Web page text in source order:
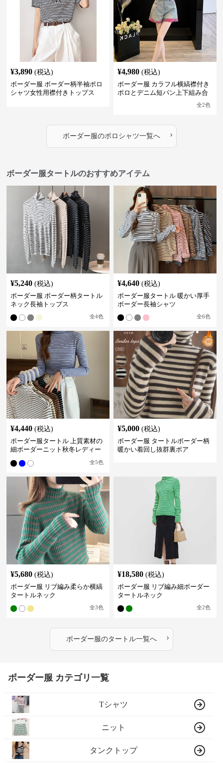
¥3,890 (税込)
ボーダー服 ボーダー柄半袖ポロ
シャツ女性用襟付きトップス
¥4,980 (税込)
ボーダー服 カラフル横縞襟付き
ポロとデニム短パン上下組み合
全2色
ボーダー服のポロシャツ一覧へ ›
ボーダー服タートルのおすすめアイテム
¥5,240 (税込)
ボーダー服 ボーダー柄タートル
ネック長袖トップス
全4色
¥4,640 (税込)
ボーダー服タートル 暖かい厚手
ボーダー長袖シャツ
全6色
¥4,440 (税込)
ボーダー服タートル 上質素材の
細ボーダーニット秋冬レディー
全5色
¥5,000 (税込)
ボーダー服 タートルボーダー柄
暖かい着回し抜群裏ボア
¥5,680 (税込)
ボーダー服 リブ編み柔らか横縞
タートルネック
全3色
¥18,580 (税込)
ボーダー服 リブ編み細ボーダー
タートルネック
全2色
ボーダー服のタートル一覧へ ›
ボーダー服 カテゴリ一覧
Tシャツ
ニット
タンクトップ